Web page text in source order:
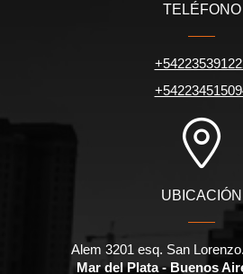
TELÉFONO
UBICACIÓN
Alem 3201 esq. San
Mar del Plata - Buenos